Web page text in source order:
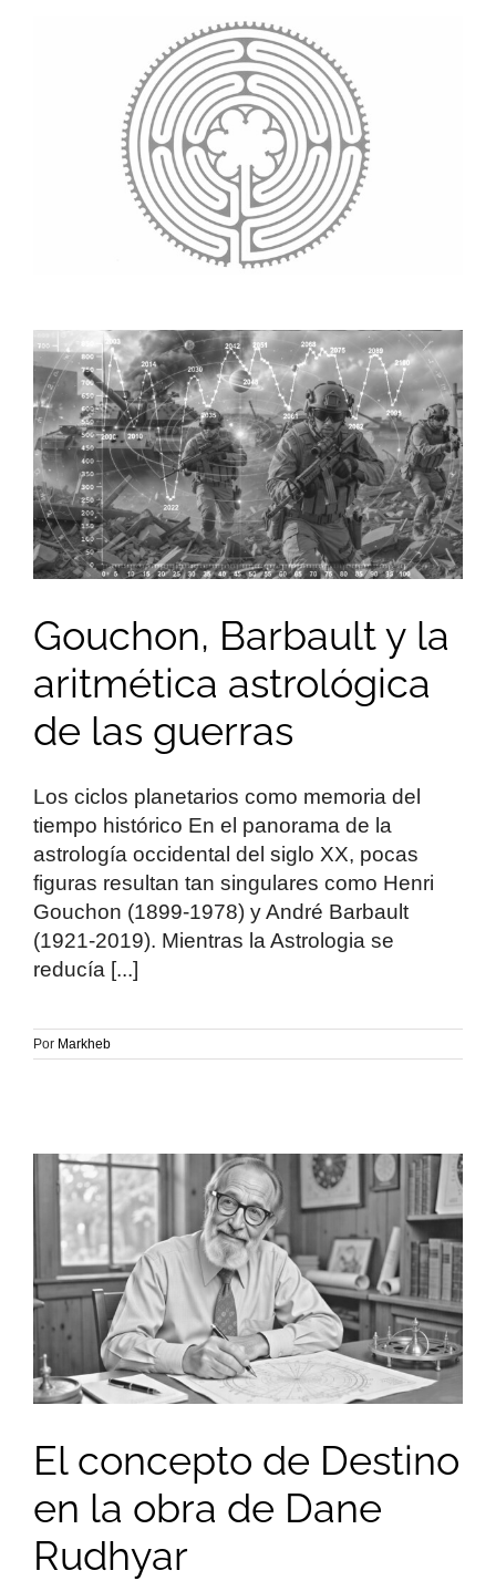
Gouchon, Barbault y la
aritmética astrológica
de las guerras
Los ciclos planetarios como memoria del
tiempo histórico En el panorama de la
astrología occidental del siglo XX, pocas
figuras resultan tan singulares como Henri
Gouchon (1899-1978) y André Barbault
(1921-2019). Mientras la Astrologia se
reducía [...]
Por Markheb
El concepto de Destino
en la obra de Dane
Rudhyar